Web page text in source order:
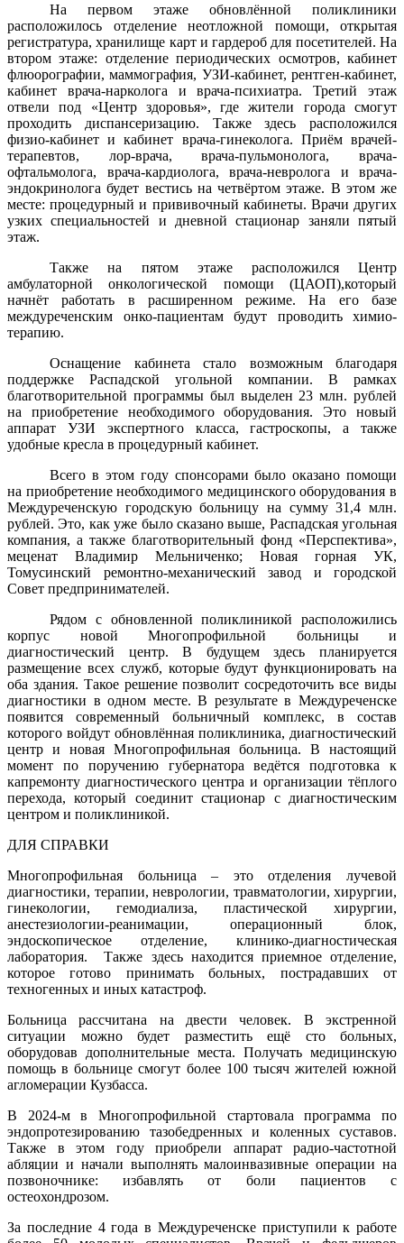
На первом этаже обновлённой поликлиники
расположилось отделение неотложной помощи, открытая
регистратура, хранилище карт и гардероб для посетителей. На
втором этаже: отделение периодических осмотров, кабинет
флюорографии, маммография, УЗИ-кабинет, рентген-кабинет,
кабинет врача-нарколога и врача-психиатра. Третий этаж
отвели под «Центр здоровья», где жители города смогут
проходить диспансеризацию. Также здесь расположился
физио-кабинет и кабинет врача-гинеколога. Приём врачей-
терапевтов, лор-врача, врача-пульмонолога, врача-
офтальмолога, врача-кардиолога, врача-невролога и врача-
эндокринолога будет вестись на четвёртом этаже. В этом же
месте: процедурный и прививочный кабинеты. Врачи других
узких специальностей и дневной стационар заняли пятый
этаж.
Также на пятом этаже расположился Центр
амбулаторной онкологической помощи (ЦАОП),который
начнёт работать в расширенном режиме. На его базе
междуреченским онко-пациентам будут проводить химио-
терапию.
Оснащение кабинета стало возможным благодаря
поддержке Распадской угольной компании. В рамках
благотворительной программы был выделен 23 млн. рублей
на приобретение необходимого оборудования. Это новый
аппарат УЗИ экспертного класса, гастроскопы, а также
удобные кресла в процедурный кабинет.
Всего в этом году спонсорами было оказано помощи
на приобретение необходимого медицинского оборудования в
Междуреченскую городскую больницу на сумму 31,4 млн.
рублей. Это, как уже было сказано выше, Распадская угольная
компания, а также благотворительный фонд «Перспектива»,
меценат Владимир Мельниченко; Новая горная УК,
Томусинский ремонтно-механический завод и городской
Совет предпринимателей.
Рядом с обновленной поликлиникой расположились
корпус новой Многопрофильной больницы и
диагностический центр. В будущем здесь планируется
размещение всех служб, которые будут функционировать на
оба здания. Такое решение позволит сосредоточить все виды
диагностики в одном месте. В результате в Междуреченске
появится современный больничный комплекс, в состав
которого войдут обновлённая поликлиника, диагностический
центр и новая Многопрофильная больница. В настоящий
момент по поручению губернатора ведётся подготовка к
капремонту диагностического центра и организации тёплого
перехода, который соединит стационар с диагностическим
центром и поликлиникой.
ДЛЯ СПРАВКИ
Многопрофильная больница – это отделения лучевой
диагностики, терапии, неврологии, травматологии, хирургии,
гинекологии, гемодиализа, пластической хирургии,
анестезиологии-реанимации, операционный блок,
эндоскопическое отделение, клинико-диагностическая
лаборатория.
Также здесь находится приемное отделение,
которое готово принимать больных, пострадавших от
техногенных и иных катастроф.
Больница рассчитана на двести человек. В экстренной
ситуации можно будет разместить ещё сто больных,
оборудовав дополнительные места. Получать медицинскую
помощь в больнице смогут более 100 тысяч жителей южной
агломерации Кузбасса.
В 2024-м в Многопрофильной стартовала программа по
эндопротезированию тазобедренных и коленных суставов.
Также в этом году приобрели аппарат радио-частотной
абляции и начали выполнять малоинвазивные операции на
позвоночнике: избавлять от боли пациентов с
остеохондрозом.
За последние 4 года в Междуреченске приступили к работе